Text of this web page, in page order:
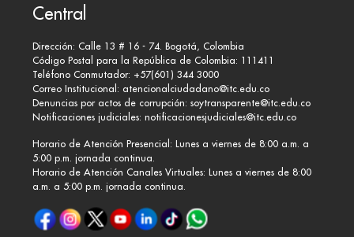
Central
Dirección: Calle 13 # 16 - 74. Bogotá, Colombia
Código Postal para la República de Colombia: 111411
Teléfono Conmutador: +57(601) 344 3000
Correo Institucional: atencionalciudadano@itc.edu.co
Denuncias por actos de corrupción: soytransparente@itc.edu.co
Notificaciones judiciales: notificacionesjudiciales@itc.edu.co
Horario de Atención Presencial: Lunes a viernes de 8:00 a.m. a
5:00 p.m. jornada continua.
Horario de Atención Canales Virtuales: Lunes a viernes de 8:00
a.m. a 5:00 p.m. jornada continua.